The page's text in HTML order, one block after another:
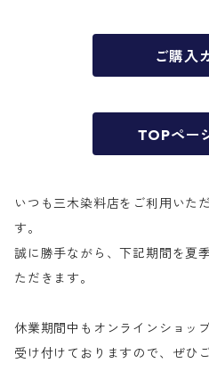
ご購入
TOPペー
いつも三木染料店をご利用いた
す。
誠に勝手ながら、下記期間を夏
ただきます。
休業期間中もオンラインショッ
受け付けておりますので、ぜひ